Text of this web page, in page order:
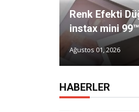
Renk Efekti
instax mini 99™
Ağustos 01, 2026
HABERLER